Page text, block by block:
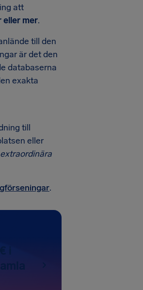
att
eller mer.
till den
är det den
databaserna
exakta
till
eller
extraordinära
.
i